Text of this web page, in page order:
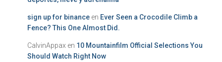
sign up for binance en Ever Seen a Crocodile Climb a
Fence? This One Almost Did.
CalvinAppax en 10 Mountainfilm Official Selections You
Should Watch Right Now